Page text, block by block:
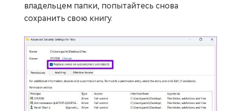
владельцем папки, попытайтесь снова
сохранить свою книгу.